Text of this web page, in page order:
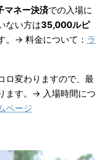
マネー決済での入場に
ない方は35,000ルピ
。→ 料金について： ラ
ロ変わりますので、最
ます。→ 入場時間につ
ページ